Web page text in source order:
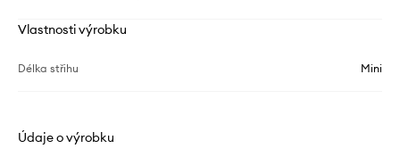
Vlastnosti výrobku
Délka střihu Mini
Údaje o výrobku